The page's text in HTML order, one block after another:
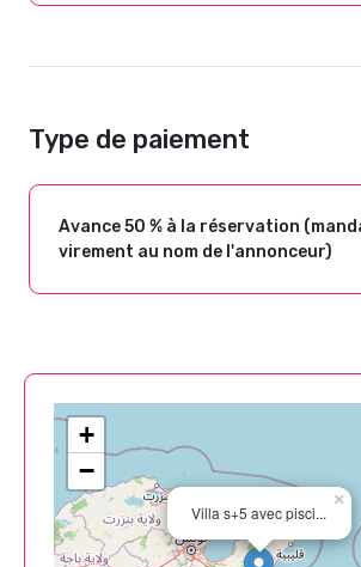
Type de paiement
Avance 50 % à la réservation
virement au nom de l'annonceur)
Villa s+5 avec pisci...
×
+
−